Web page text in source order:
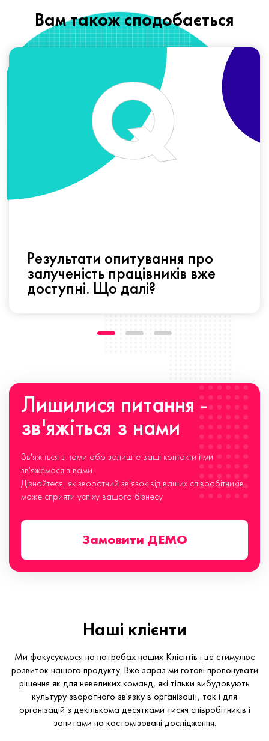
Вам також сподобається
Результати опитування про
залученість працівників вже
доступні. Що далі?
Лишилися питання -
зв'яжіться з нами
Зв'яжіться з нами або залиште ваші контакти і ми
зв'яжемося з вами.
Дізнайтеся, як зворотний зв'язок від ваших співробітників
може сприяти успіху вашого бізнесу
Замовити ДЕМО
Наші клієнти
Ми фокусуємося на потребах наших Клієнтів і це стимулює
розвиток нашого продукту. Вже зараз ми готові пропонувати
рішення як для невеликих команд, які тільки вибудовують
культуру зворотного зв'язку в організації, так і для
організацій з декількома десятками тисяч співробітників і
запитами на кастомізовані дослідження.